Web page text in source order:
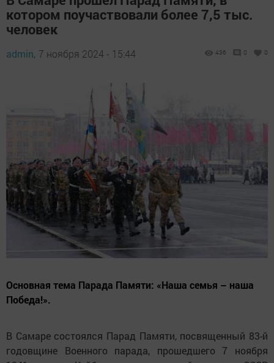
котором поучаствовали более 7,5 тыс.
человек
admin, 7 ноября 2024 - 15:44 436 0 0
Основная тема Парада Памяти: «Наша семья – наша
Победа!».
В Самаре состоялся Парад Памяти, посвященный 83-й
годовщине Военного парада, прошедшего 7 ноября